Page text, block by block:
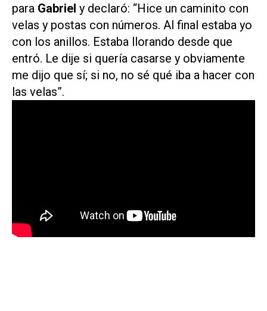
para Gabriel y declaró: “Hice un caminito con
velas y postas con números. Al final estaba yo
con los anillos. Estaba llorando desde que
entró. Le dije si quería casarse y obviamente
me dijo que sí; si no, no sé qué iba a hacer con
las velas”.